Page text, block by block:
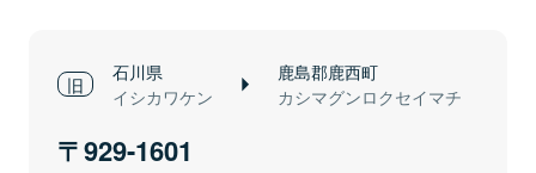
石川県
イシカワケン
鹿島郡鹿西町
カシマグンロクセイマチ
929-1601